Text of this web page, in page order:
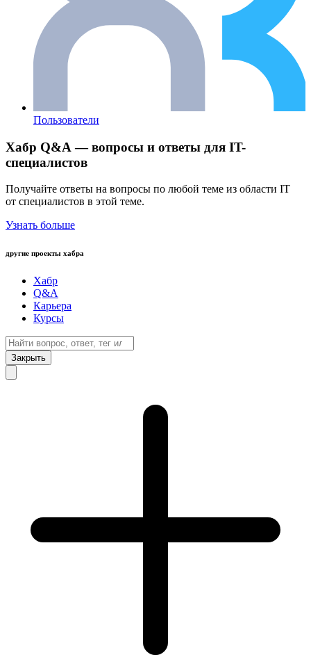
Пользователи
Хабр Q&A — вопросы и ответы для IT-
специалистов
Получайте ответы на вопросы по любой теме из области IT
от специалистов в этой теме.
Узнать больше
другие проекты хабра
Хабр
Q&A
Карьера
Курсы
Закрыть